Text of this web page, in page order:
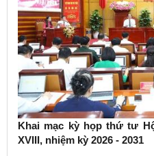
Khai mạc kỳ họp thứ tư
XVIII, nhiệm kỳ 2026 - 2031